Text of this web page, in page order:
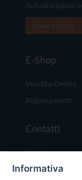
Autodisciplina
E-Shop
Vendita Online
Abbonamenti
Contatti
Chi Siamo
Redazione
Informativa